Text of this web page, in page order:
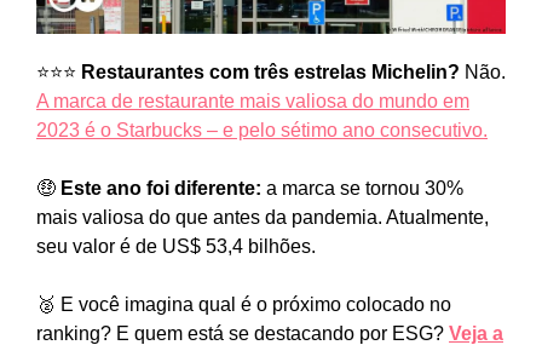
⭐⭐⭐ Restaurantes com três estrelas Michelin? Não.
A marca de restaurante mais valiosa do mundo em
2023 é o Starbucks – e pelo sétimo ano consecutivo.
🤑 Este ano foi diferente: a marca se tornou 30%
mais valiosa do que antes da pandemia. Atualmente,
seu valor é de US$ 53,4 bilhões.
🥈 E você imagina qual é o próximo colocado no
ranking? E quem está se destacando por ESG? Veja a